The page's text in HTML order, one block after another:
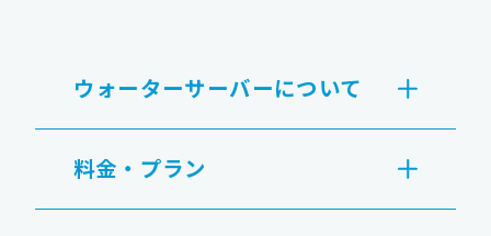
ウォーターサーバーについて
料金・プラン